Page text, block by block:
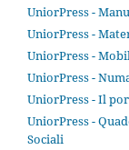
UniorPress -
UniorPress -
UniorPress -
UniorPress -
UniorPress - Il
UniorPress -
Sociali